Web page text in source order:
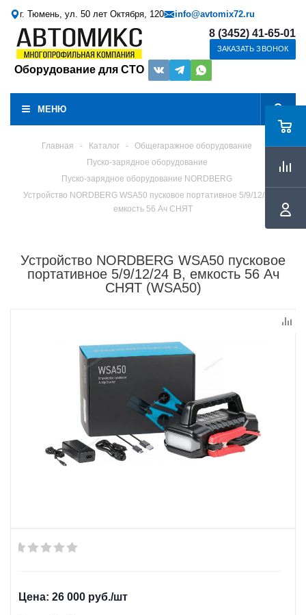
г. Тюмень, ул. 50 лет Октября, 120 info@avtomix72.ru
Оборудование для СТО
8 (3452) 41-65-01
ЗАКАЗАТЬ ЗВОНОК
МЕНЮ
Главная - Каталог -
Общегаражное оборудование
Пуско-зарядное оборудование
Пуско-зарядное оборудование NORDBERG
Устройство NORDBERG WSA50 пусковое портативное 5/9/12/24 В,
емкость 56 Aч СНЯТ
Устройство NORDBERG WSA50 пусковое
портативное 5/9/12/24 В, емкость 56 Aч
СНЯТ (WSA50)
26 000 руб./шт